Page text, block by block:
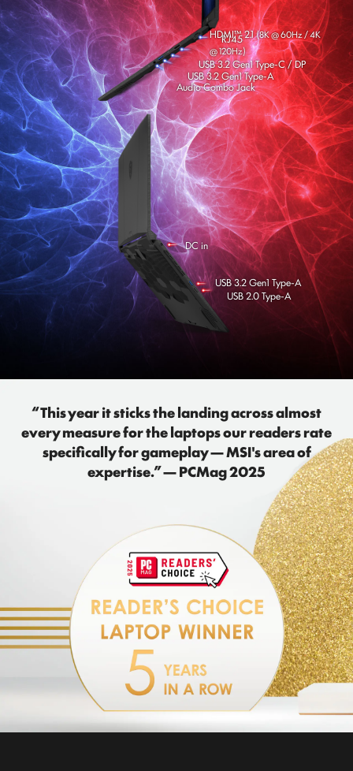
RJ45
HDMI™ 2.1(8K @ 60Hz / 4K
@ 120Hz)
USB 3.2 Gen1 Type-C / DP
USB 3.2 Gen1 Type-A
Audio Combo Jack
DC in
USB 3.2 Gen1 Type-A
USB 2.0 Type-A
“ This year it sticks the landing across almost
every measure for the laptops our readers rate
specifically for gameplay — MSI's area of
expertise.” — PCMag 2025